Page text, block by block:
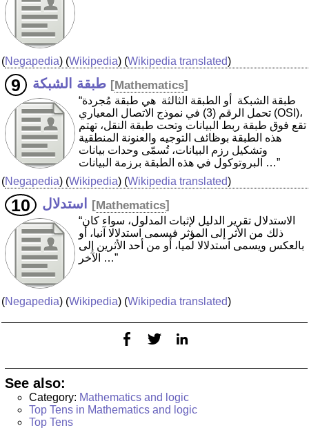
(Negapedia) (Wikipedia) (Wikipedia translated)
طبقة الشبكة [Mathematics]
“طبقة الشبكة ‏ أو الطبقة الثالثة ‏ هي طبقة مُجردة
تحمل الرقم (3) في نموذج الاتصال المعياري (OSI)،
تقع فوق طبقة ربط البيانات وتحت طبقة النقل، تهتم
هذه الطبقة بوظائف التوجيه والعنونة المنطقية
وتشكيل رزم البيانات، تُسمّى وحدات بيانات
البروتوكول في هذه الطبقة برزمة البيانات …”
(Negapedia) (Wikipedia) (Wikipedia translated)
استدلال [Mathematics]
“الاستدلال تقرير الدليل لإثبات المدلول، سواء كان
ذلك من الأثر إلى المؤثر فيسمى استدلالا آنيا، أو
بالعكس ويسمى استدلالا لميا، أو من أحد الأثرين إلى
الآخر …”
(Negapedia) (Wikipedia) (Wikipedia translated)
See also:
Category: Mathematics and logic
Top Tens in Mathematics and logic
Top Tens